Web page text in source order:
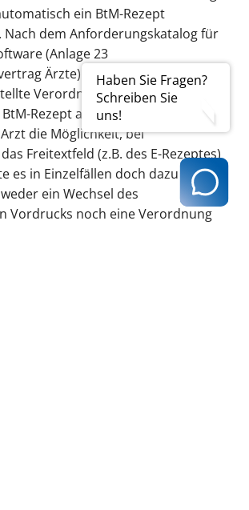
Haben Sie Fragen?
Schreiben Sie
uns!
ein BtM-Rezept
Nach dem Anforderungskatalog für
(Anlage 23
Ärzte) muss es jedoch möglich
Verordnungsvordrucke manuell
Rezept auf Muster 16). Darüber
die Möglichkeit, bei
Freitextfeld (z.B. des E-Rezeptes)
es in Einzelfällen doch dazu
ein Wechsel des
Vordrucks noch eine Verordnung